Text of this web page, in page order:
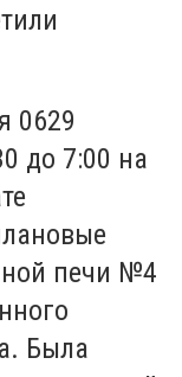
0629
до 7:00 на
печи №4
Была